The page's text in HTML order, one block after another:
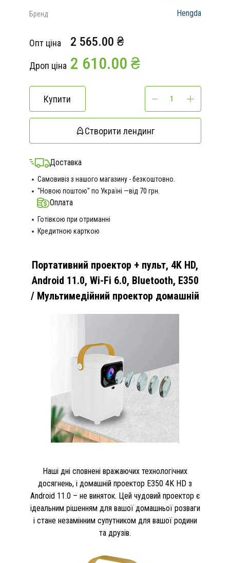
Бренд Hengda
Опт ціна 2 565.00 ₴
Дроп ціна 2 610.00 ₴
Купити
Створити лендинг
Доставка
Самовивіз з нашого магазину - безкоштовно.
"Новою поштою" по Україні —від 70 грн.
Оплата
Готівкою при отриманні
Кредитною карткою
Портативний проектор + пульт, 4K HD,
Android 11.0, Wi-Fi 6.0, Bluetooth, E350
/ Мультимедійний проектор домашній
Наші дні сповнені вражаючих технологічних
досягнень, і домашній проектор E350 4K HD з
Android 11.0 – не виняток. Цей чудовий проектор є
ідеальним рішенням для вашої домашньої розваги
і стане незамінним супутником для вашої родини
та друзів.